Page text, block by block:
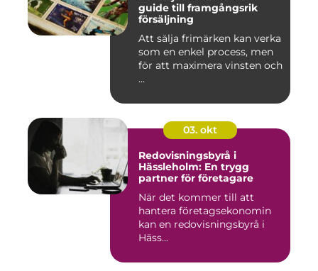
guide till framgångsrik
försäljning
Att sälja frimärken kan verka
som en enkel process, men
för att maximera vinsten och
...
03. okt
Redovisningsbyrå i
Hässleholm: En trygg
partner för företagare
När det kommer till att
hantera företagsekonomin
kan en redovisningsbyrå i
Häss...